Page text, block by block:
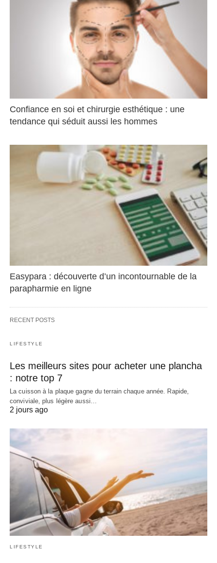
Confiance en soi et chirurgie esthétique : une
tendance qui séduit aussi les hommes
Easypara : découverte d’un incontournable de la
parapharmie en ligne
RECENT POSTS
LIFESTYLE
Les meilleurs sites pour acheter une plancha
: notre top 7
La cuisson à la plaque gagne du terrain chaque année. Rapide,
conviviale, plus légère aussi…
2 jours ago
LIFESTYLE